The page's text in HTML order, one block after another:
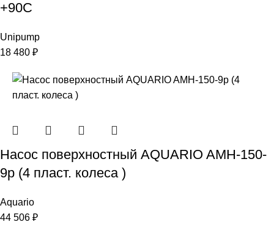
+90С
Unipump
18 480 ₽
Насос поверхностный AQUARIO AMH-150-
9р (4 пласт. колеса )
Aquario
44 506 ₽